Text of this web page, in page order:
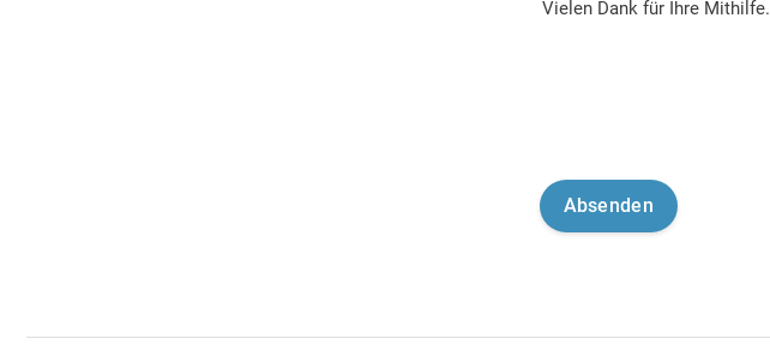
Vielen Dank für Ihre Mithilfe.